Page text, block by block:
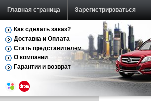
Главная страница Зарегистрироваться
Как сделать заказ?
Доставка и Оплата
Стать представителем
О компании
Гарантии и возврат